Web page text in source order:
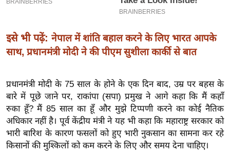
2
क्रा
इ
ई
-
पे
प
र
मि
इसे भी पढ़ें: नेपाल में शांति बहाल करने के लिए भारत आपके
साथ, प्रधानमंत्री मोदी ने की पीएम सुशीला कार्की से बात
प्रधानमंत्री मोदी के 75 साल के होने के एक दिन बाद, उम्र पर बहस के
बारे में पूछे जाने पर, राकांपा (सपा) प्रमुख ने आगे कहा कि मैं कहाँ
रुका हूँ? मैं 85 साल का हूँ और मुझे टिप्पणी करने का कोई नैतिक
अधिकार नहीं है। पूर्व केंद्रीय मंत्री ने यह भी कहा कि महाराष्ट्र सरकार को
भारी बारिश के कारण फसलों को हुए भारी नुकसान का सामना कर रहे
किसानों की मुश्किलों को कम करने के लिए और समय देना चाहिए।